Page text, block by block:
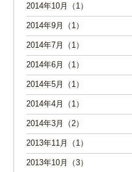
2014年10月（1）
2014年9月（1）
2014年7月（1）
2014年6月（1）
2014年5月（1）
2014年4月（1）
2014年3月（2）
2013年11月（1）
2013年10月（3）